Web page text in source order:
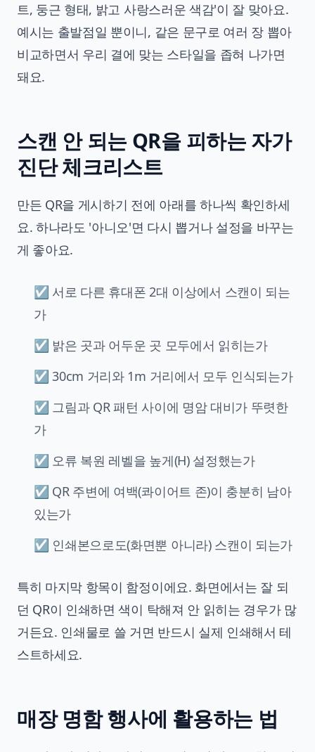
트, 둥근 형태, 밝고 사랑스러운 색감'이 잘 맞아요.
예시는 출발점일 뿐이니, 같은 문구로 여러 장 뽑아
비교하면서 우리 결에 맞는 스타일을 좁혀 나가면
돼요.
스캔 안 되는 QR을 피하는 자가
진단 체크리스트
만든 QR을 게시하기 전에 아래를 하나씩 확인하세
요. 하나라도 '아니오'면 다시 뽑거나 설정을 바꾸는
게 좋아요.
☑ 서로 다른 휴대폰 2대 이상에서 스캔이 되는
가
☑ 밝은 곳과 어두운 곳 모두에서 읽히는가
☑ 30cm 거리와 1m 거리에서 모두 인식되는가
☑ 그림과 QR 패턴 사이에 명암 대비가 뚜렷한
가
☑ 오류 복원 레벨을 높게(H) 설정했는가
☑ QR 주변에 여백(콰이어트 존)이 충분히 남아
있는가
☑ 인쇄본으로도(화면뿐 아니라) 스캔이 되는가
특히 마지막 항목이 함정이에요. 화면에서는 잘 되
던 QR이 인쇄하면 색이 탁해져 안 읽히는 경우가 많
거든요. 인쇄물로 쓸 거면 반드시 실제 인쇄해서 테
스트하세요.
매장 명함 행사에 활용하는 법